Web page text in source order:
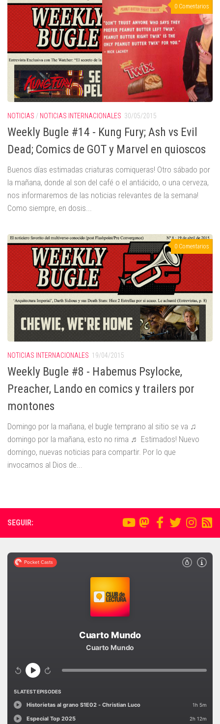
0 Comentarios
NOTICIAS / NOTICIAS INTERNACIONALES 30/05/2015
Weekly Bugle #14 - Kung Fury; Ash vs Evil
Dead; Comics de GOT y Marvel en quioscos
Buenos días estimadas criaturas comiqueras! Otro sábado por
la mañana, donde al son del café o el antiácido, o una cerveza,
nos informaremos de las noticias relevantes de la semana!
Como siempre, en dosis...
0 Comentarios
NOTICIAS INTERNACIONALES 19/04/2015
Weekly Bugle #8 - Habemus Psylocke,
Preacher, Lando en comics y trailers por
montones
Domingo por la mañana, el bugle temprano al sitio se va ♫
domingo por la mañana, esto no rima ♬ Estimados! Nuevo
domingo, nuevas noticias para compartir. Por lo que
invocamos al Dios de...
SEGUIR: